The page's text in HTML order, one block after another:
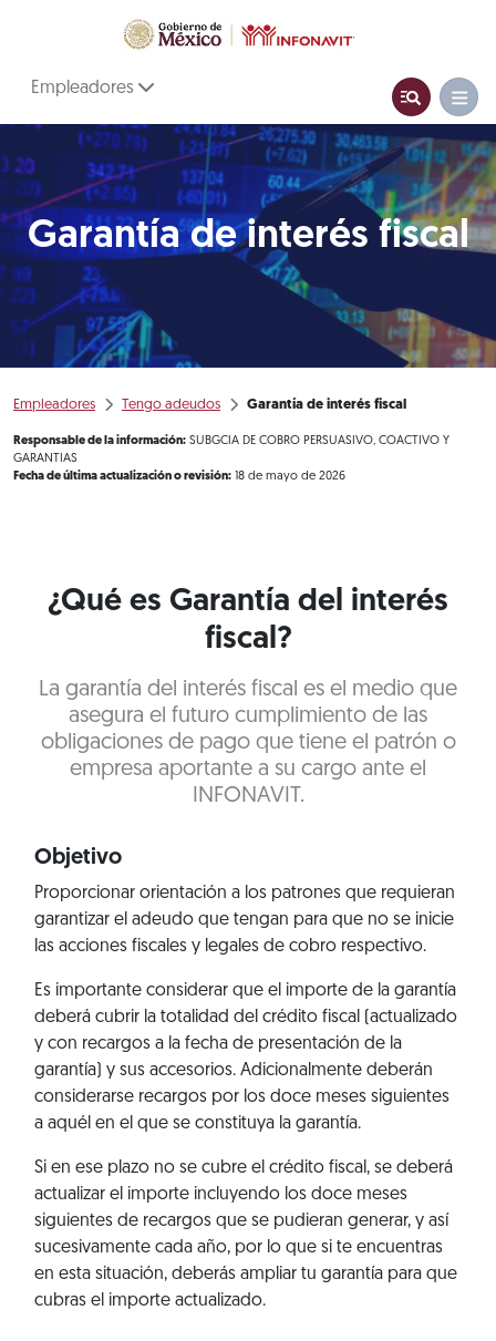
Empleadores
Garantía de interés fiscal
Empleadores Tengo adeudos Garantía de interés fiscal
Responsable de la información: SUBGCIA DE COBRO PERSUASIVO, COACTIVO Y
GARANTIAS
Fecha de última actualización o revisión: 18 de mayo de 2026
¿Qué es Garantía del interés
fiscal?
La garantía del interés fiscal es el medio que
asegura el futuro cumplimiento de las
obligaciones de pago que tiene el patrón o
empresa aportante a su cargo ante el
INFONAVIT.
Objetivo
Proporcionar orientación a los patrones que requieran
garantizar el adeudo que tengan para que no se inicie
las acciones fiscales y legales de cobro respectivo.
Es importante considerar que el importe de la garantía
deberá cubrir la totalidad del crédito fiscal (actualizado
y con recargos a la fecha de presentación de la
garantía) y sus accesorios. Adicionalmente deberán
considerarse recargos por los doce meses siguientes
a aquél en el que se constituya la garantía.
Si en ese plazo no se cubre el crédito fiscal, se deberá
actualizar el importe incluyendo los doce meses
siguientes de recargos que se pudieran generar, y así
sucesivamente cada año, por lo que si te encuentras
en esta situación, deberás ampliar tu garantía para que
cubras el importe actualizado.